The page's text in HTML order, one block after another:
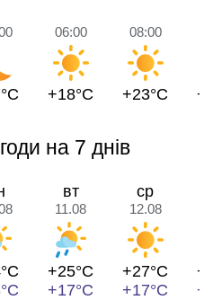
06:00
+18°C
08:00
+23°C
на 7 днів
вт
11.08
+25°C
+17°C
ср
12.08
+27°C
+17°C